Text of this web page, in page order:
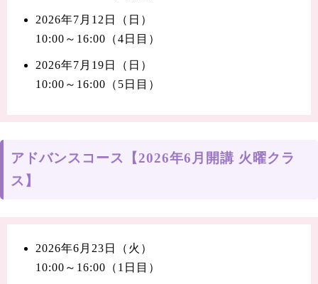
2026年7月12日（日）
10:00～16:00（4日目）
2026年7月19日（日）
10:00～16:00（5日目）
アドバンスコース【2026年6月開講 火曜クラ
ス】
2026年6月23日（火）
10:00～16:00（1日目）